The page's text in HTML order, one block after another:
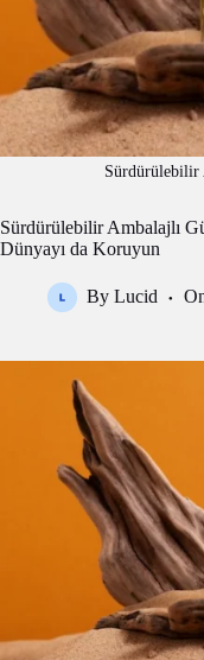
Sürdürülebilir
Sürdürülebilir Ambalajlı
Dünyayı da Koruyun
By Lucid